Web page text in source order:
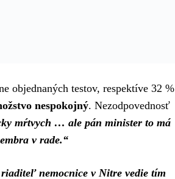
objednaných testov, respektíve 32 %
nespokojný. Nezodpovednosť
mŕtvych … ale pán minister to má
v rade.“
nemocnice v Nitre vedie tím